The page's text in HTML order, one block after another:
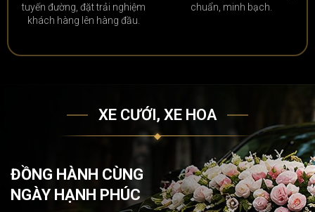
tuyến đường, đặt trải nghiệm
khách hàng lên hàng đầu.
chuẩn, minh bạch.
XE CƯỚI, XE HOA
ĐỒNG HÀNH CÙNG
NGÀY HẠNH PHÚC